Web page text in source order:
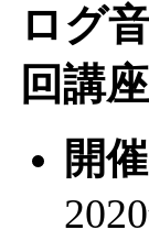
ログ
回講座
開